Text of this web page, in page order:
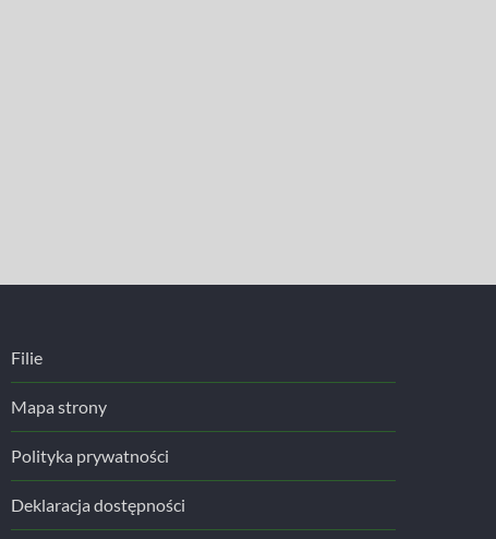
Filie
Mapa strony
Polityka prywatności
Deklaracja dostępności